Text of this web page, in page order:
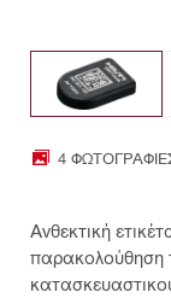
4
Ανθεκτική
παρακολούθηση